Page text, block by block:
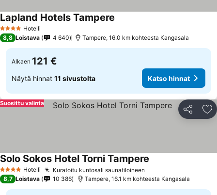
4 Tähtiluokitus
Hotelli
Lapland Hotels Tampere
8,8 Loistava 4 640 Tampere, 16.0 km kohteesta Kangasala
Alkaen 121 €
Näytä hinnat 11 sivustolta Katso hinnat
Jaa
Suosittu valinta
4 Tähtiluokitus
Hotelli Kuratoitu kuntosali saunatiloineen
Solo Sokos Hotel Torni Tampere
8,7 Loistava 10 386 Tampere, 16.1 km kohteesta Kangasala